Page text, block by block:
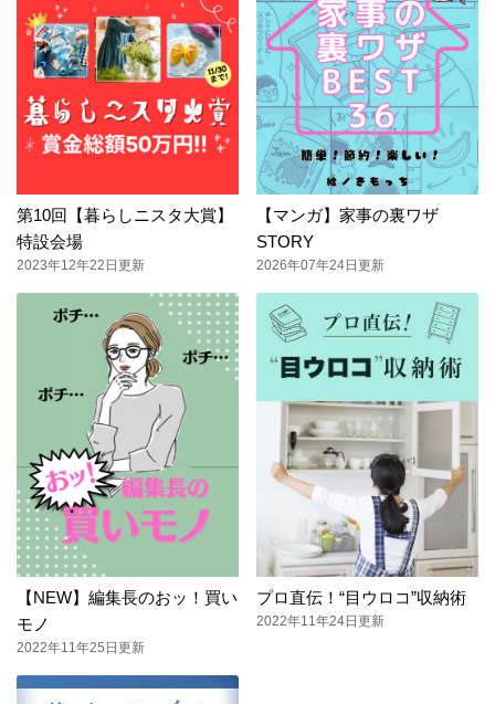
第10回【暮らしニスタ大賞】
特設会場
2023年12年22日更新
【マンガ】家事の裏ワザ
STORY
2026年07年24日更新
【NEW】編集長のおッ！買い
モノ
2022年11年25日更新
プロ直伝！“目ウロコ”収納術
2022年11年24日更新